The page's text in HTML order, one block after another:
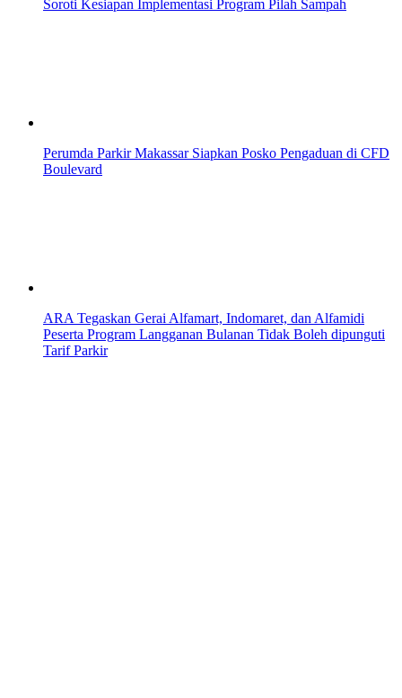
Soroti Kesiapan Implementasi Program Pilah Sampah
Perumda Parkir Makassar Siapkan Posko Pengaduan di CFD
Boulevard
ARA Tegaskan Gerai Alfamart, Indomaret, dan Alfamidi
Peserta Program Langganan Bulanan Tidak Boleh dipunguti
Tarif Parkir